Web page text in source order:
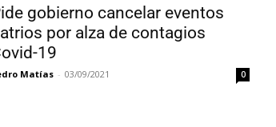
gobierno cancelar eventos
por alza de contagios
19
Matías - 03/09/2021 0